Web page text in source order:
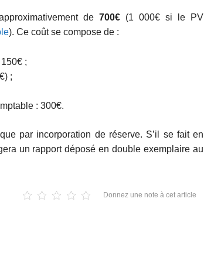
de700€ (1 000€ si le PV
). Ce coût se compose de :
;
;
: 300€.
par incorporation de réserve. S’il se fait en
un rapport déposé en double exemplaire au
Donnez une note à cet article